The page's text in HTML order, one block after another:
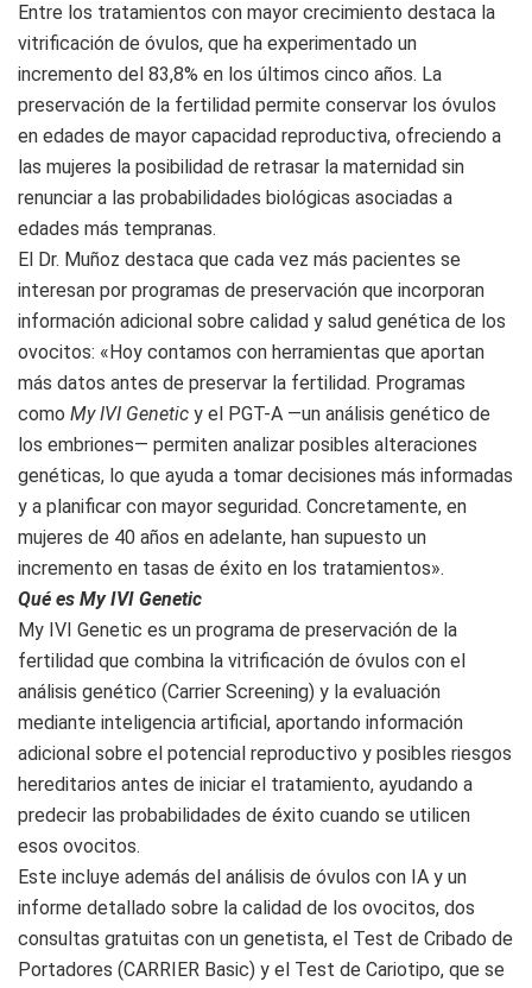
Entre los tratamientos con mayor crecimiento destaca la
vitrificación de óvulos, que ha experimentado un
incremento del 83,8% en los últimos cinco años. La
preservación de la fertilidad permite conservar los óvulos
en edades de mayor capacidad reproductiva, ofreciendo a
las mujeres la posibilidad de retrasar la maternidad sin
renunciar a las probabilidades biológicas asociadas a
edades más tempranas.
El Dr. Muñoz destaca que cada vez más pacientes se
interesan por programas de preservación que incorporan
información adicional sobre calidad y salud genética de los
ovocitos: «Hoy contamos con herramientas que aportan
más datos antes de preservar la fertilidad. Programas
como My IVI Genetic y el PGT-A —un análisis genético de
los embriones— permiten analizar posibles alteraciones
genéticas, lo que ayuda a tomar decisiones más informadas
y a planificar con mayor seguridad. Concretamente, en
mujeres de 40 años en adelante, han supuesto un
incremento en tasas de éxito en los tratamientos».
Qué es My IVI Genetic
My IVI Genetic es un programa de preservación de la
fertilidad que combina la vitrificación de óvulos con el
análisis genético (Carrier Screening) y la evaluación
mediante inteligencia artificial, aportando información
adicional sobre el potencial reproductivo y posibles riesgos
hereditarios antes de iniciar el tratamiento, ayudando a
predecir las probabilidades de éxito cuando se utilicen
esos ovocitos.
Este incluye además del análisis de óvulos con IA y un
informe detallado sobre la calidad de los ovocitos, dos
consultas gratuitas con un genetista, el Test de Cribado de
Portadores (CARRIER Basic) y el Test de Cariotipo, que se